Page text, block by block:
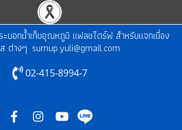
บอกน้ำเก็บอุณหภูมิ แฟลชไดร์ฟ สำหรับแจกเนื่อง
ต่างๆ sumup.yuli@gmail.com
02-415-8994-7